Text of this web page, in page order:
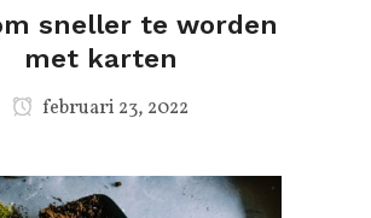
sneller te worden
met karten
februari 23, 2022